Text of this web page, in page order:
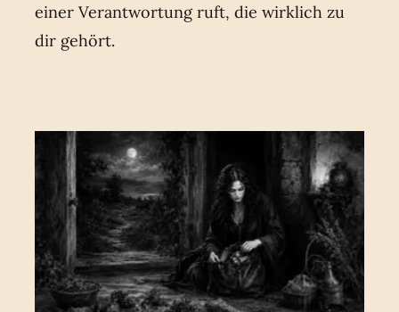
einer Verantwortung ruft, die wirklich zu
dir gehört.